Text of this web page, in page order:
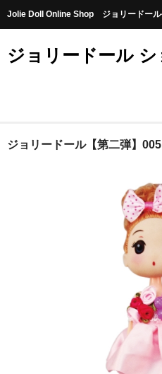
Jolie Doll Online Shop ジョリードール
ジョリードール シ
HOME
【購入特典】不良品10個（無
【プリンセスシリーズ】
ジョリードール【第二弾】005